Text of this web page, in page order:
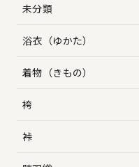
未分類
浴衣（ゆかた）
着物（きもの）
袴
裃